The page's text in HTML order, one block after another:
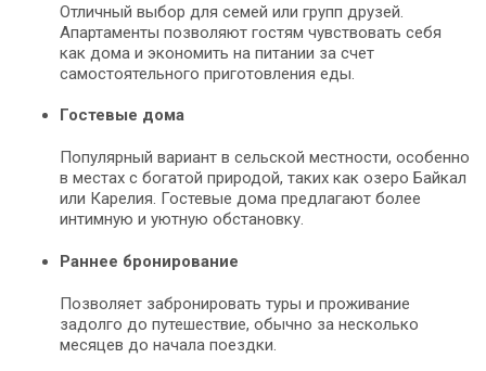
Отличный выбор для семей или групп друзей.
Апартаменты позволяют гостям чувствовать себя
как дома и экономить на питании за счет
самостоятельного приготовления еды.
Гостевые дома
Популярный вариант в сельской местности, особенно
в местах с богатой природой, таких как озеро Байкал
или Карелия. Гостевые дома предлагают более
интимную и уютную обстановку.
Раннее бронирование
Позволяет забронировать туры и проживание
задолго до путешествие, обычно за несколько
месяцев до начала поездки.